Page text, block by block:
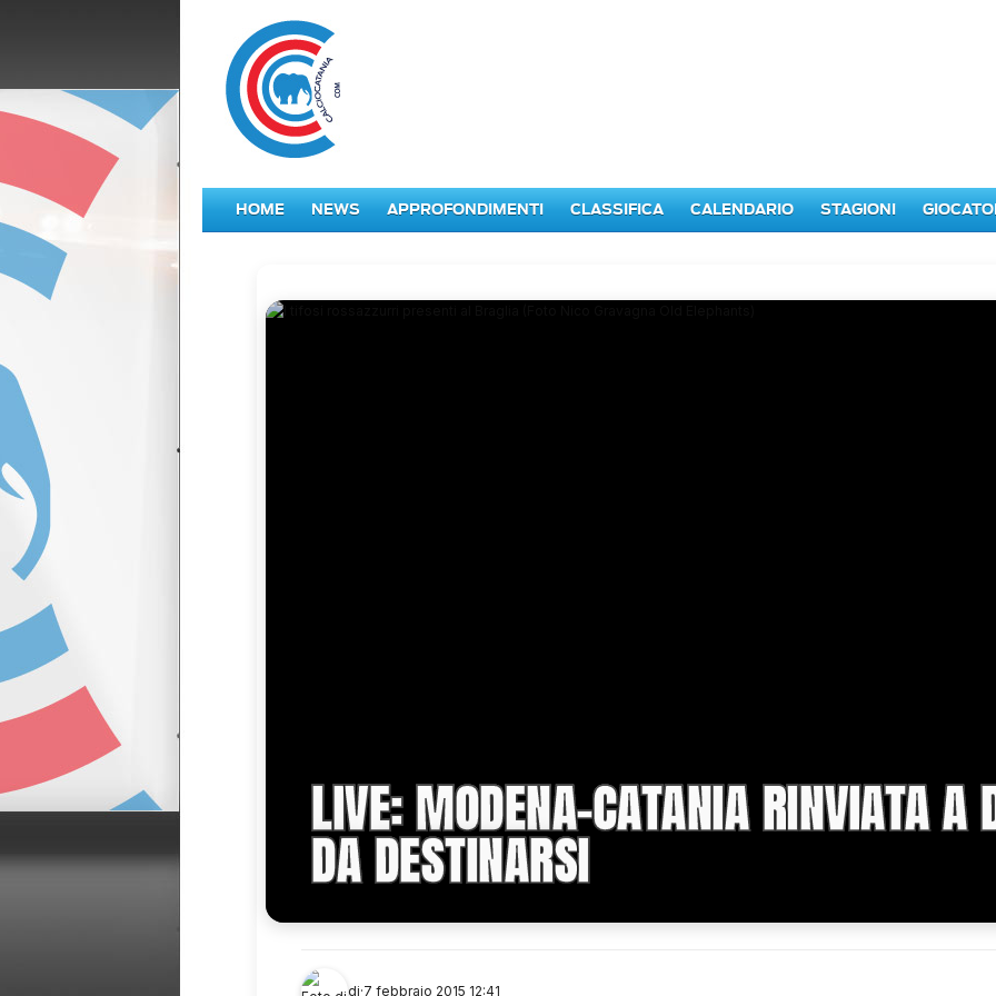
HOME NEWS APPROFONDIMENTI CLASSIFICA CALENDARIO STAGIONI
LIVE: MODENA-CATANIA RINVIATA A
DA DESTINARSI
di·7 febbraio 2015 12:41